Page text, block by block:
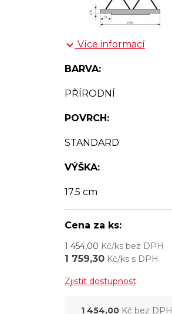
Více informací
BARVA:
PŘÍRODNÍ
POVRCH:
STANDARD
VÝŠKA:
17.5 cm
Cena za ks:
1 454,00 Kč/ks bez DPH
1 759,30Kč/ks s DPH
Zjistit dostupnost
1 454,00 Kč bez DPH